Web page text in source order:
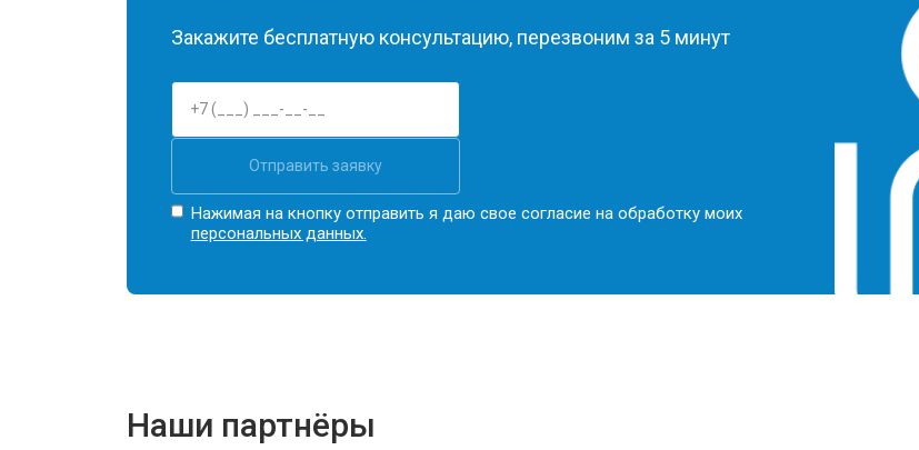
Закажите бесплатную консультацию, перезвоним за 5 минут
Отправить заявку
Нажимая на кнопку отправить я даю свое согласие на обработку моих
персональных данных.
Наши партнёры